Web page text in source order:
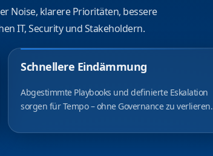
Noise, klarere Prioritäten, bessere
IT, Security und Stakeholdern.
Schnellere Eindämmung
Abgestimmte Playbooks und definierte Eskalation
sorgen für Tempo – ohne Governance zu verlieren.